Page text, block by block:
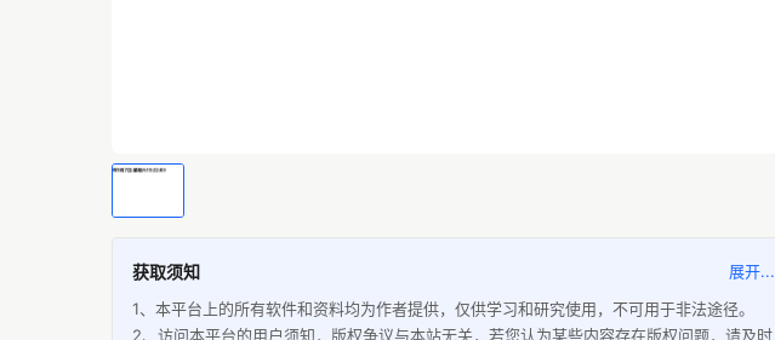
获取须知
展开...
1、本平台上的所有软件和资料均为作者提供，仅供学习和研究使用，不可用于非法途径。
2、访问本平台的用户须知，版权争议与本站无关，若您认为某些内容存在版权问题，请及时